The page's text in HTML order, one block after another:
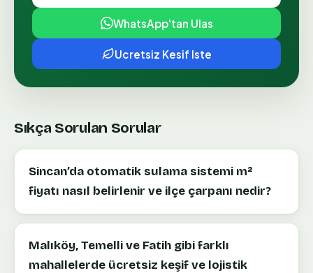
WhatsApp'tan Ulas
Ucretsiz Kesif Iste
Sıkça Sorulan Sorular
Sincan’da otomatik sulama sistemi m²
fiyatı nasıl belirlenir ve ilçe çarpanı nedir?
Malıköy, Temelli ve Fatih gibi farklı
mahallelerde ücretsiz keşif ve lojistik